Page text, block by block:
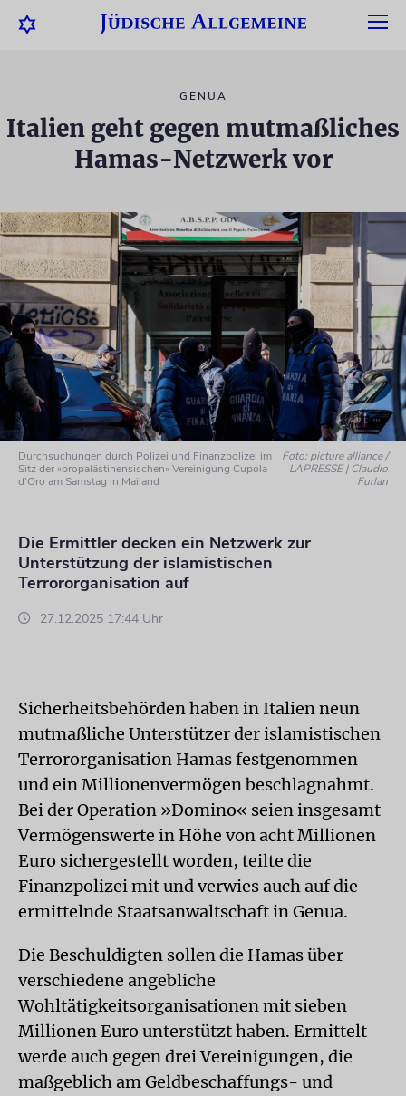
GENUA
Italien geht gegen mutmaßliches
Hamas-Netzwerk vor
Durchsuchungen durch Polizei und Finanzpolizei im
Sitz der »propalästinensischen« Vereinigung Cupola
d’Oro am Samstag in Mailand
Foto: picture alliance /
LAPRESSE | Claudio
Furlan
Die Ermittler decken ein Netzwerk zur
Unterstützung der islamistischen
Terrororganisation auf
27.12.2025 17:44 Uhr
Sicherheitsbehörden haben in Italien neun
mutmaßliche Unterstützer der islamistischen
Terrororganisation Hamas festgenommen
und ein Millionenvermögen beschlagnahmt.
Bei der Operation »Domino« seien insgesamt
Vermögenswerte in Höhe von acht Millionen
Euro sichergestellt worden, teilte die
Finanzpolizei mit und verwies auch auf die
ermittelnde Staatsanwaltschaft in Genua.
Die Beschuldigten sollen die Hamas über
verschiedene angebliche
Wohltätigkeitsorganisationen mit sieben
Millionen Euro unterstützt haben. Ermittelt
werde auch gegen drei Vereinigungen, die
maßgeblich am Geldbeschaffungs- und